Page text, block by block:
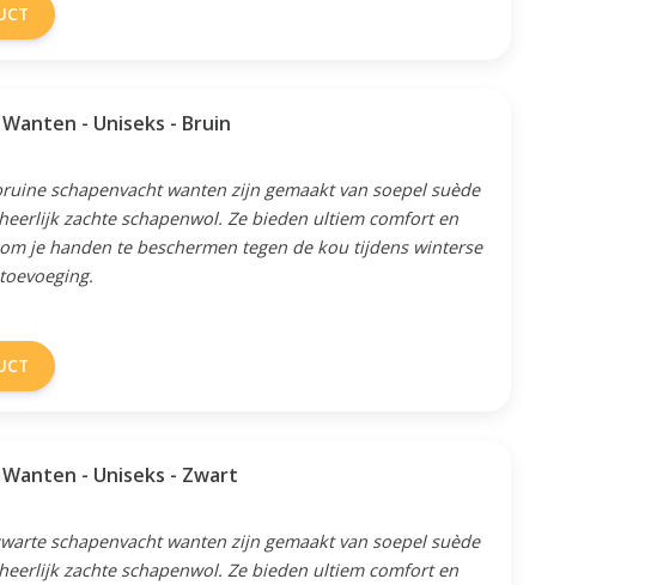
- Uniseks - Bruin
schapenvacht wanten zijn gemaakt van soepel suède
zachte schapenwol. Ze bieden ultiem comfort en
je handen te beschermen tegen de kou tijdens winterse
- Uniseks - Zwart
schapenvacht wanten zijn gemaakt van soepel suède
zachte schapenwol. Ze bieden ultiem comfort en